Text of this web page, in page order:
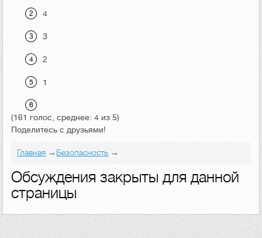
4
3
2
1
(161 голос, среднее: 4 из 5)
Поделитесь с друзьями!
Главная →Безопасность →
Обсуждения закрыты для данной
страницы